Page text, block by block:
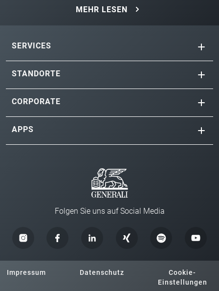
MEHR LESEN
SERVICES
STANDORTE
CORPORATE
APPS
Folgen Sie uns auf Social Media
Impressum Datenschutz
Cookie-
Einstellungen